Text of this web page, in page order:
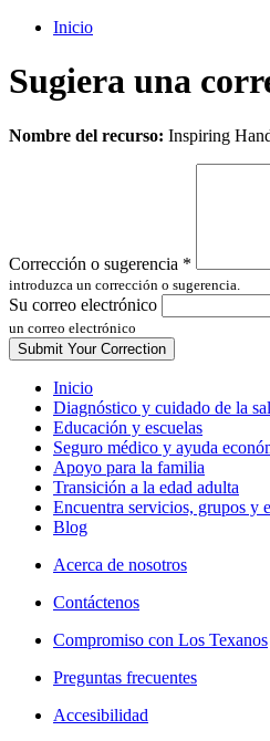
Inicio
Sugiera una
Leave
Nombre del recurso: Inspiring
Corrección o sugerencia *
introduzca un corrección o sugerencia.
Su correo electrónico
un correo electrónico
Inicio
Diagnóstico y cuidado de la
Educación y escuelas
Seguro médico y ayuda
Apoyo para la familia
Transición a la edad adulta
Encuentra servicios, grupos y
Blog
Acerca de nosotros
Contáctenos
Compromiso con Los Texanos
Preguntas frecuentes
Accesibilidad